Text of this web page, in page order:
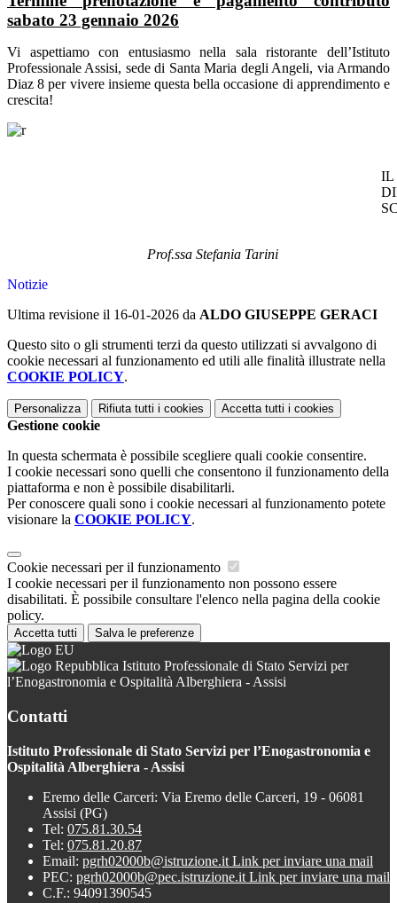
sabato 23 gennaio 2026
Vi aspettiamo con entusiasmo nella sala ristorante dell’Istituto
Professionale Assisi, sede di Santa Maria degli Angeli, via Armando
Diaz 8 per vivere insieme questa bella occasione di apprendimento e
crescita!
IL
Prof.ssa Stefania Tarini
Notizie
Ultima revisione il 16-01-2026 da ALDO GIUSEPPE GERACI
Questo sito o gli strumenti terzi da questo utilizzati si avvalgono di
cookie necessari al funzionamento ed utili alle finalità illustrate nella
COOKIE POLICY.
Personalizza Rifiuta tutti i cookies Accetta tutti i cookies
Gestione cookie
In questa schermata è possibile scegliere quali cookie consentire.
I cookie necessari sono quelli che consentono il funzionamento della
piattaforma e non è possibile disabilitarli.
Per conoscere quali sono i cookie necessari al funzionamento potete
visionare la COOKIE POLICY.
Cookie necessari per il funzionamento
I cookie necessari per il funzionamento non possono essere
disabilitati. È possibile consultare l'elenco nella pagina della cookie
policy.
Accetta tutti Salva le preferenze
Istituto Professionale di Stato Servizi per
l’Enogastronomia e Ospitalità Alberghiera - Assisi
Contatti
Istituto Professionale di Stato Servizi per l’Enogastronomia e
Ospitalità Alberghiera - Assisi
Eremo delle Carceri: Via Eremo delle Carceri, 19 - 06081
Assisi (PG)
Tel: 075.81.30.54
Tel: 075.81.20.87
Email: pgrh02000b@istruzione.it Link per inviare una mail
PEC: pgrh02000b@pec.istruzione.it Link per inviare una mail
C.F.: 94091390545